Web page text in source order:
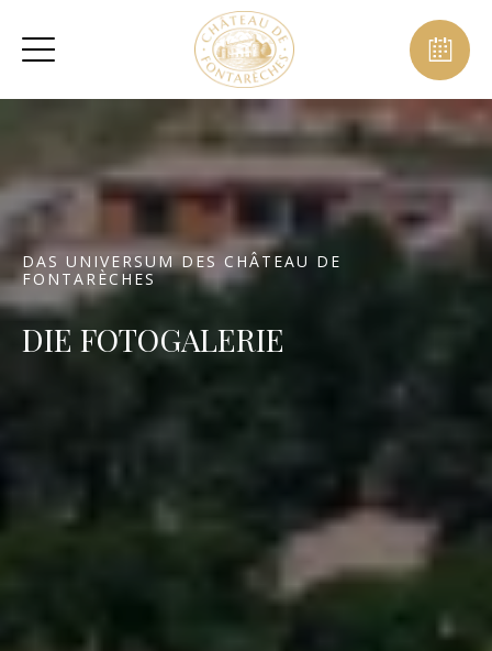
DAS UNIVERSUM DES CHÂTEAU DE
FONTARÈCHES
DIE FOTOGALERIE